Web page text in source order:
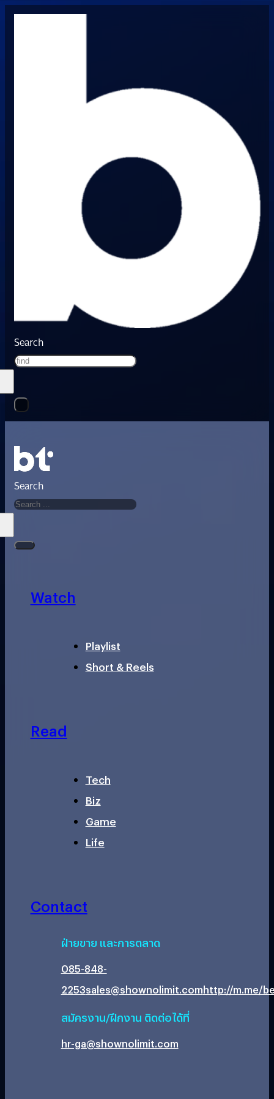
Search
Search
Watch
Playlist
Short & Reels
Read
Tech
Biz
Game
Life
Contact
ฝ่ายขาย และการตลาด
085-848-
2253sales@shownolimit.comhttp://m.me/
สมัครงาน/ฝึกงาน ติดต่อได้ที่
hr-ga@shownolimit.com